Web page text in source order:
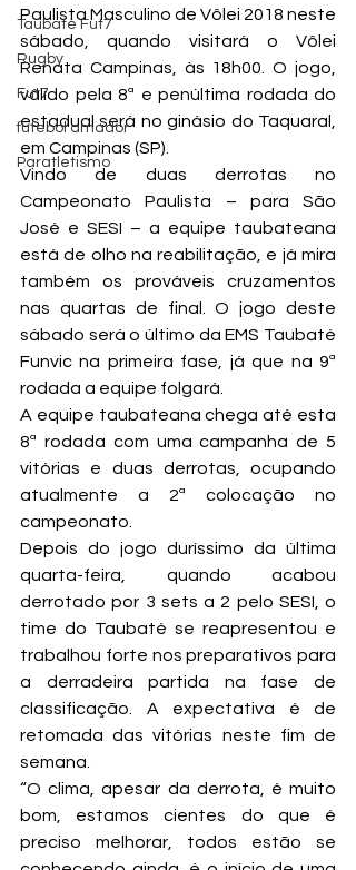
Taubaté Fut7
Rugby
Fut7
futebol amador
Paratletismo
Paulista Masculino de Vôlei 2018 neste
sábado, quando visitará o Vôlei
Renata Campinas, às 18h00. O jogo,
válido pela 8ª e penúltima rodada do
estadual será no ginásio do Taquaral,
em Campinas (SP).
Vindo de duas derrotas no
Campeonato Paulista – para São
José e SESI – a equipe taubateana
está de olho na reabilitação, e já mira
também os prováveis cruzamentos
nas quartas de final. O jogo deste
sábado será o último da EMS Taubaté
Funvic na primeira fase, já que na 9ª
rodada a equipe folgará.
A equipe taubateana chega até esta
8ª rodada com uma campanha de 5
vitórias e duas derrotas, ocupando
atualmente a 2ª colocação no
campeonato.
Depois do jogo duríssimo da última
quarta-feira, quando acabou
derrotado por 3 sets a 2 pelo SESI, o
time do Taubaté se reapresentou e
trabalhou forte nos preparativos para
a derradeira partida na fase de
classificação. A expectativa é de
retomada das vitórias neste fim de
semana.
“O clima, apesar da derrota, é muito
bom, estamos cientes do que é
preciso melhorar, todos estão se